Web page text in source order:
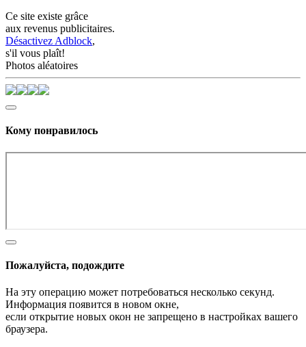
Ce site existe grâce
aux revenus publicitaires.
Désactivez Adblock,
s'il vous plaît!
Photos aléatoires
Кому понравилось
Пожалуйста, подождите
На эту операцию может потребоваться несколько секунд.
Информация появится в новом окне,
если открытие новых окон не запрещено в настройках вашего
браузера.